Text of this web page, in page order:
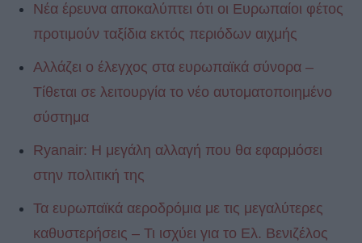
Νέα έρευνα αποκαλύπτει ότι οι Ευρωπαίοι φέτος
προτιμούν ταξίδια εκτός περιόδων αιχμής
Αλλάζει ο έλεγχος στα ευρωπαϊκά σύνορα –
Τίθεται σε λειτουργία το νέο αυτοματοποιημένο
σύστημα
Ryanair: Η μεγάλη αλλαγή που θα εφαρμόσει
στην πολιτική της
Τα ευρωπαϊκά αεροδρόμια με τις μεγαλύτερες
καθυστερήσεις – Τι ισχύει για το Ελ. Βενιζέλος